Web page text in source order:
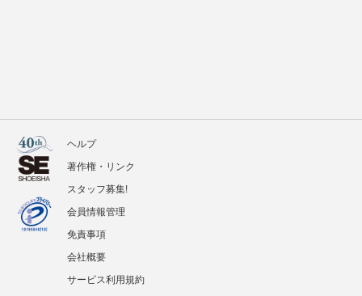
ヘルプ
著作権・リンク
スタッフ募集!
会員情報管理
免責事項
会社概要
サービス利用規約